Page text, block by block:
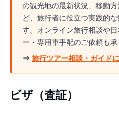
の観光地の最新状況、移動
ど、旅行者に役立つ実践的
す。オンライン旅行相談や
ー・専用車手配のご依頼も承
⇒ 旅行ツアー相談・ガイド
ビザ（査証）